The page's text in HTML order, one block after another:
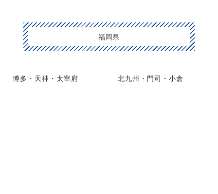
福岡県
博多・天神・太宰府 北九州・門司・小倉